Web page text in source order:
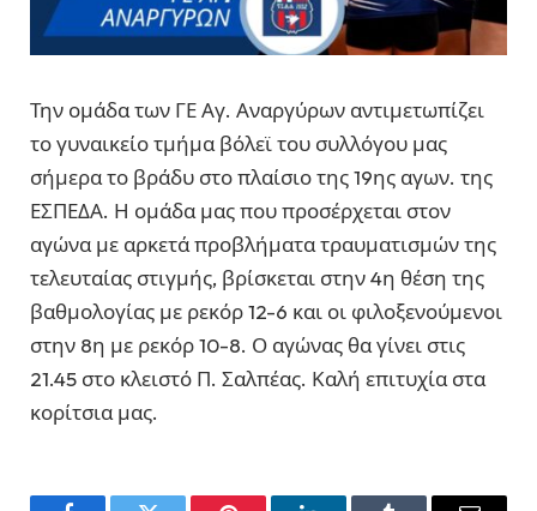
Την ομάδα των ΓΕ Αγ. Αναργύρων αντιμετωπίζει
το γυναικείο τμήμα βόλεϊ του συλλόγου μας
σήμερα το βράδυ στο πλαίσιο της 19ης αγων. της
ΕΣΠΕΔΑ. Η ομάδα μας που προσέρχεται στον
αγώνα με αρκετά προβλήματα τραυματισμών της
τελευταίας στιγμής, βρίσκεται στην 4η θέση της
βαθμολογίας με ρεκόρ 12-6 και οι φιλοξενούμενοι
στην 8η με ρεκόρ 10-8. Ο αγώνας θα γίνει στις
21.45 στο κλειστό Π. Σαλπέας. Καλή επιτυχία στα
κορίτσια μας.